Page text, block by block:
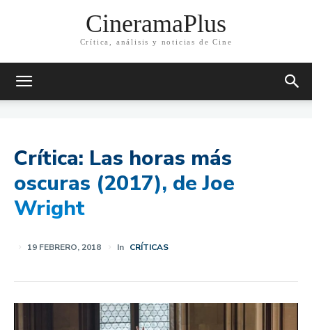
CineramaPlus
Crítica, análisis y noticias de Cine
Crítica: Las horas más
oscuras (2017), de Joe
Wright
19 FEBRERO, 2018 In CRÍTICAS